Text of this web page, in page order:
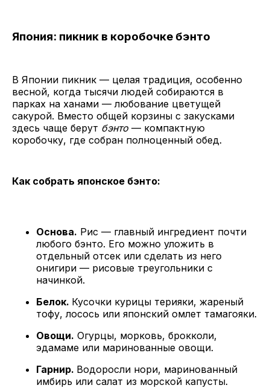
Япония: пикник в коробочке бэнто
В Японии пикник — целая традиция, особенно
весной, когда тысячи людей собираются в
парках на ханами — любование цветущей
сакурой. Вместо общей корзины с закусками
здесь чаще берут бэнто — компактную
коробочку, где собран полноценный обед.
Как собрать японское бэнто:
Основа. Рис — главный ингредиент почти
любого бэнто. Его можно уложить в
отдельный отсек или сделать из него
онигири — рисовые треугольники с
начинкой.
Белок. Кусочки курицы терияки, жареный
тофу, лосось или японский омлет тамагояки.
Овощи. Огурцы, морковь, брокколи,
эдамаме или маринованные овощи.
Гарнир. Водоросли нори, маринованный
имбирь или салат из морской капусты.